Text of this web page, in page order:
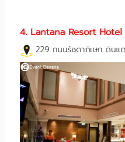
4. Lantana Resort
229 ถนนรัชดาภิเษก ดินแ